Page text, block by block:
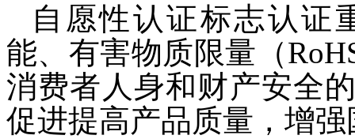
自愿性认证标志认证
能、有害物质限量（
消费者人身和财产安全
促进提高产品质量，增